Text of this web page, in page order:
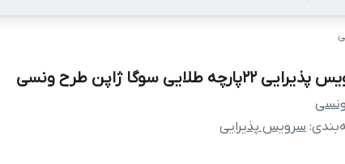
22پارچه طلایی سوگا ژاپن طرح ونسی
ونسی
: سرویس پذیرایی